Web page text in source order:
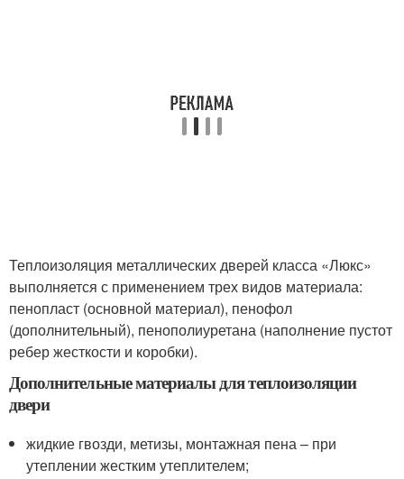
Теплоизоляция металлических дверей класса «Люкс»
выполняется с применением трех видов материала:
пенопласт (основной материал), пенофол
(дополнительный), пенополиуретана (наполнение пустот
ребер жесткости и коробки).
Дополнительные материалы для теплоизоляции
двери
жидкие гвозди, метизы, монтажная пена – при
утеплении жестким утеплителем;